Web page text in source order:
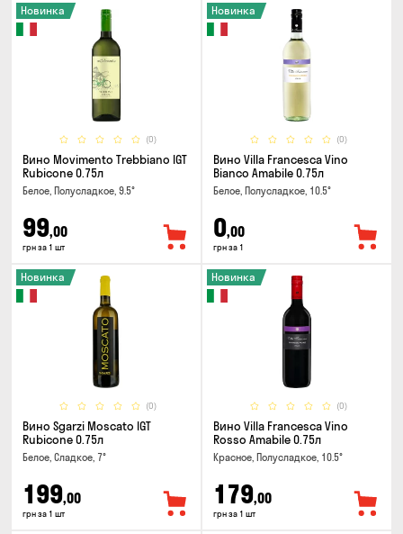
(0)
Новинка
Вино Movimento Trebbiano IGT
Rubicone 0.75л
Белое, Полусладкое, 9.5°
99,00
грн за 1 шт
(0)
Новинка
Вино Villa Francesca Vino
Bianco Amabile 0.75л
Белое, Полусладкое, 10.5°
0,00
грн за 1
(0)
Новинка
Вино Sgarzi Moscato IGT
Rubicone 0.75л
Белое, Сладкое, 7°
199,00
грн за 1 шт
(0)
Новинка
Вино Villa Francesca Vino
Rosso Amabile 0.75л
Красное, Полусладкое, 10.5°
179,00
грн за 1 шт